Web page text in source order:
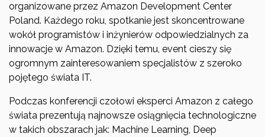
organizowane przez Amazon Development Center
Poland. Każdego roku, spotkanie jest skoncentrowane
wokół programistów i inżynierów odpowiedzialnych za
innowacje w Amazon. Dzięki temu, event cieszy się
ogromnym zainteresowaniem specjalistów z szeroko
pojętego świata IT.
Podczas konferencji czołowi eksperci Amazon z całego
świata prezentują najnowsze osiągnięcia technologiczne
w takich obszarach jak: Machine Learning, Deep